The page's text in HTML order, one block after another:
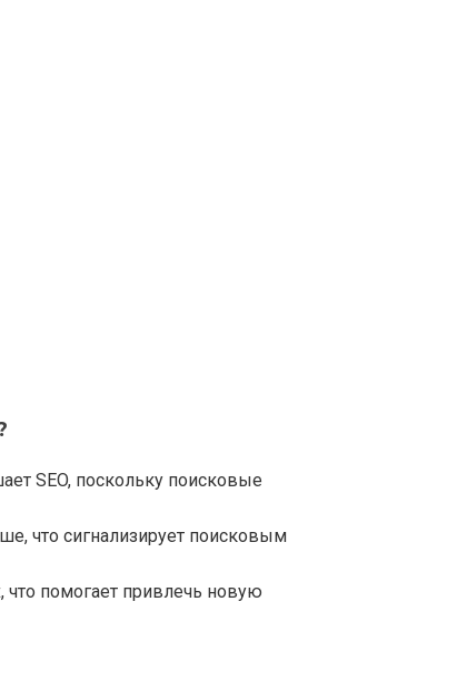
SEO, поскольку поисковые
что сигнализирует поисковым
что помогает привлечь новую